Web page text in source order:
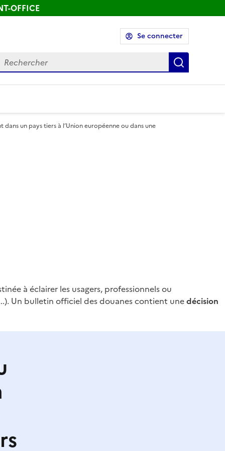
OFFICE
Se connecter
Rechercher
un pays tiers à l’Union européenne ou dans une
à éclairer les usagers, professionnels ou
Un bulletin officiel des douanes contient unedécision